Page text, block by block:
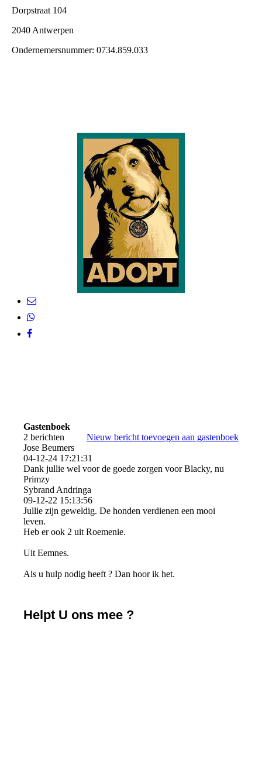
Dorpstraat 104
2040 Antwerpen
Ondernemersnummer: 0734.859.033
Gastenboek
2 berichten
Nieuw bericht toevoegen aan gastenboek
Jose Beumers
04-12-24 17:21:31
Dank jullie wel voor de goede zorgen voor Blacky, nu
Primzy
Sybrand Andringa
09-12-22 15:13:56
Jullie zijn geweldig. De honden verdienen een mooi
leven.
Heb er ook 2 uit Roemenie.
Uit Eemnes.
Als u hulp nodig heeft ? Dan hoor ik het.
Helpt U ons mee ?